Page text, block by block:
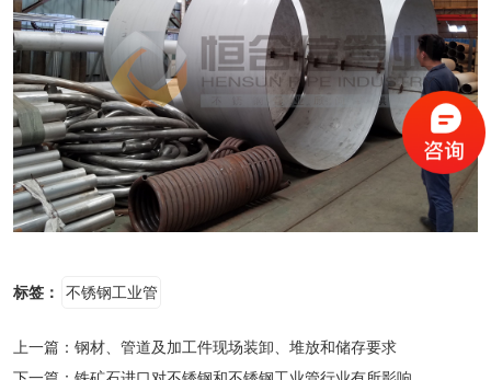
标签： 不锈钢工业管
上一篇： 钢材、管道及加工件现场装卸、堆放和储存要求